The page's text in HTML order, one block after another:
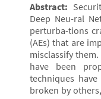
Abstract:
Deep Neu-ral
perturba-tions
(AEs) that are
misclassify
have been
techniques
broken by